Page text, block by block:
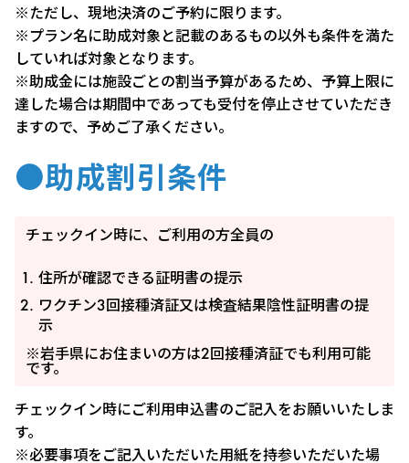
※ただし、現地決済のご予約に限ります。
※プラン名に助成対象と記載のあるもの以外も条件を満た
していれば対象となります。
※助成金には施設ごとの割当予算があるため、予算上限に
達した場合は期間中であっても受付を停止させていただき
ますので、予めご了承ください。
●助成割引条件
チェックイン時に、ご利用の方全員の
住所が確認できる証明書の提示
ワクチン3回接種済証又は検査結果陰性証明書の提
示
※岩手県にお住まいの方は2回接種済証でも利用可能
です。
チェックイン時にご利用申込書のご記入をお願いいたしま
す。
※必要事項をご記入いただいた用紙を持参いただいた場